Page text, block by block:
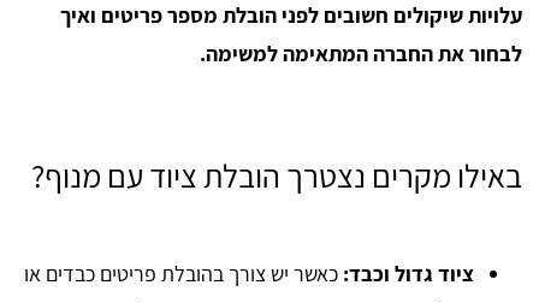
עלויות שיקולים חשובים לפני הובלת מספר פריטים ואיך
לבחור את החברה המתאימה למשימה.
באילו מקרים נצטרך הובלת ציוד עם מנוף?
ציוד גדול וכבד: כאשר יש צורך בהובלת פריטים כבדים או